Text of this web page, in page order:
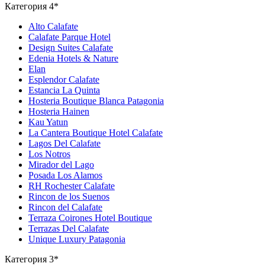
Категория 4*
Alto Calafate
Calafate Parque Hotel
Design Suites Calafate
Edenia Hotels & Nature
Elan
Esplendor Calafate
Estancia La Quinta
Hosteria Boutique Blanca Patagonia
Hosteria Hainen
Kau Yatun
La Cantera Boutique Hotel Calafate
Lagos Del Calafate
Los Notros
Mirador del Lago
Posada Los Alamos
RH Rochester Calafate
Rincon de los Suenos
Rincon del Calafate
Terraza Coirones Hotel Boutique
Terrazas Del Calafate
Unique Luxury Patagonia
Категория 3*